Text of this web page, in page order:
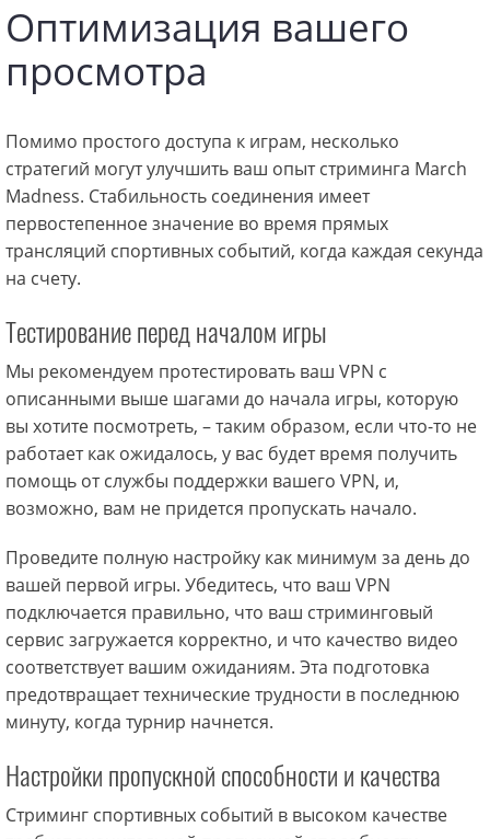
Оптимизация вашего
просмотра
Помимо простого доступа к играм, несколько
стратегий могут улучшить ваш опыт стриминга March
Madness. Стабильность соединения имеет
первостепенное значение во время прямых
трансляций спортивных событий, когда каждая секунда
на счету.
Тестирование перед началом игры
Мы рекомендуем протестировать ваш VPN с
описанными выше шагами до начала игры, которую
вы хотите посмотреть, – таким образом, если что-то не
работает как ожидалось, у вас будет время получить
помощь от службы поддержки вашего VPN, и,
возможно, вам не придется пропускать начало.
Проведите полную настройку как минимум за день до
вашей первой игры. Убедитесь, что ваш VPN
подключается правильно, что ваш стриминговый
сервис загружается корректно, и что качество видео
соответствует вашим ожиданиям. Эта подготовка
предотвращает технические трудности в последнюю
минуту, когда турнир начнется.
Настройки пропускной способности и качества
Стриминг спортивных событий в высоком качестве